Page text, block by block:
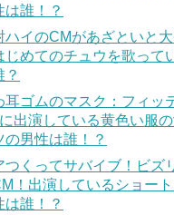
は誰！？
ハイのCMがあざといと
じめてのチュウを歌って
？
耳ゴムのマスク：フィッ
出演している黄色い服
の男性は誰！？
つくってサバイブ！ビズ
！出演しているショー
は誰！？